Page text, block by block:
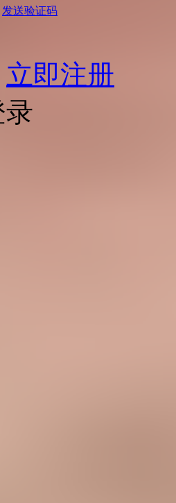
发送验证码
立即注册